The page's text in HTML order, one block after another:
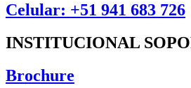
Celular: +51 941 683 726
INSTITUCIONAL
Brochure